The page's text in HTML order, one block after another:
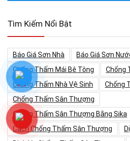
Tìm Kiếm Nổi Bật
Báo Giá Sơn Nhà
Báo Giá Sơn
Chống Thấm Mái Bê Tông
Chống
Chống Thấm Nhà Vệ Sinh
Chống
Chống Thấm Sân Thượng
Chống Thấm Sân Thượng Bằng Sika
Cách Chống Thấm Sân Thượng